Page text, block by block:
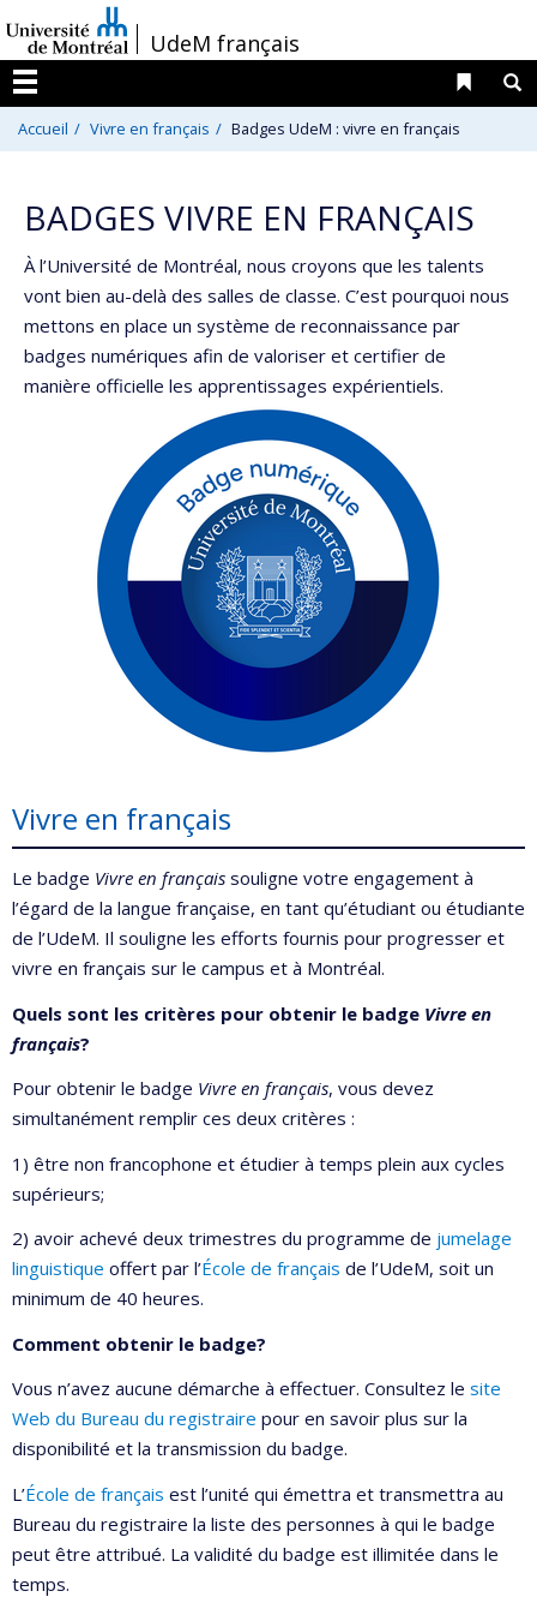
au
contenu
/UdeM français
Menu
Liens
Accueil Vivre en français Badges UdeM : vivre en français
BADGES VIVRE EN FRANÇAIS
À l’Université de Montréal, nous croyons que les talents
vont bien au-delà des salles de classe. C’est pourquoi nous
mettons en place un système de reconnaissance par
badges numériques afin de valoriser et certifier de
manière officielle les apprentissages expérientiels.
Vivre en français
Le badge Vivre en français souligne votre engagement à
l’égard de la langue française, en tant qu’étudiant ou étudiante
de l’UdeM. Il souligne les efforts fournis pour progresser et
vivre en français sur le campus et à Montréal.
Quels sont les critères pour obtenir le badge Vivre en
français?
Pour obtenir le badge Vivre en français, vous devez
simultanément remplir ces deux critères :
1) être non francophone et étudier à temps plein aux cycles
supérieurs;
2) avoir achevé deux trimestres du programme de jumelage
linguistique offert par l’École de français de l’UdeM, soit un
minimum de 40 heures.
Comment obtenir le badge?
Vous n’avez aucune démarche à effectuer. Consultez le site
Web du Bureau du registraire pour en savoir plus sur la
disponibilité et la transmission du badge.
L’École de français est l’unité qui émettra et transmettra au
Bureau du registraire la liste des personnes à qui le badge
peut être attribué. La validité du badge est illimitée dans le
temps.